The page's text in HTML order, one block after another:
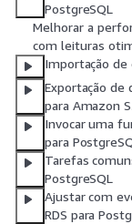
PostgreSQL
Melhorar a
com leituras
Importação de
Exportação de
para Amazon
Invocar uma
para
Tarefas
PostgreSQL
Ajustar com
RDS para